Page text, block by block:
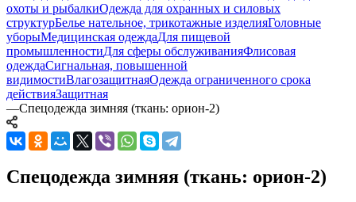
охоты и рыбалкиОдежда для охранных и силовых
структурБелье нательное, трикотажные изделияГоловные
уборыМедицинская одеждаДля пищевой
промышленностиДля сферы обслуживанияФлисовая
одеждаСигнальная, повышенной
видимостиВлагозащитнаяОдежда ограниченного срока
действияЗащитная
—Спецодежда зимняя (ткань: орион-2)
Спецодежда зимняя (ткань: орион-2)